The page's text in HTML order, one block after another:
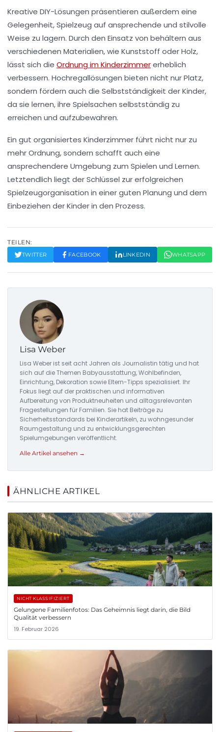
Kreative DIY-Lösungen präsentieren außerdem eine
Gelegenheit, Spielzeug auf ansprechende und stilvolle
Weise zu lagern. Durch den Einsatz von behältern aus
verschiedenen Materialien, wie Kunststoff oderHolz,
lässt sich die Ordnung im Kinderzimmererheblich
verbessern. Hochregallösungen bieten nicht nur Platz,
sondern fördern auch die Selbstständigkeit der Kinder,
da sie lernen, ihre Spielsachen selbstständig zu
erreichen und aufzubewahren.
Ein gut organisiertes Kinderzimmer führt nicht nur zu
mehr Ordnung, sondern schafft auch eine
ansprechendere Umgebung zum Spielen und Lernen.
Letztendlich liegt der Schlüssel zur erfolgreichen
Spielzeugorganisation in einerguten Planung und dem
Einbeziehen der Kinder in den Prozess.
TEILEN:
TWITTER FACEBOOK LINKEDIN WHATSAPP
Lisa Weber
Lisa Weber ist seit acht Jahren als Journalistin tätig und hat
sich auf die Themen Babyausstattung, Wohlbefinden,
Einrichtung, Dekoration sowie Eltern-Tipps spezialisiert. Ihr
Fokus liegt auf der praktischen und informativen
Aufbereitung von Produktneuheiten und alltagsrelevanten
Fragestellungen für Familien. Sie hat Beiträge zu
Sicherheitsstandards bei Kinderartikeln, zu wohngesunder
Raumgestaltung und zu entwicklungsgerechten
Spielumgebungen veröffentlicht.
Alle Artikel ansehen →
ÄHNLICHE ARTIKEL
NICHT KLASSIFIZIERT
Gelungene Familienfotos: Das Geheimnis liegt darin, die Bild
Qualität verbessern
19. Februar 2026